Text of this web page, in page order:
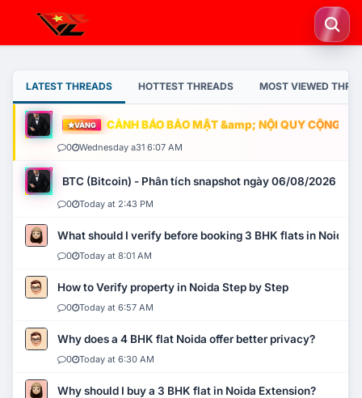
LATEST THREADS HOTTEST THREADS MOST VIEWED
VÀNG CẢNH BÁO BẢO MẬT &amp; NỘI QUY CỘNG
0 Wednesday a31 6:07 AM
BTC (Bitcoin) - Phân tích snapshot ngày 06/08/2026
0 Today at 2:43 PM
What should I verify before booking 3 BHK flats in Noida?
0 Today at 8:01 AM
How to Verify property in Noida Step by Step
0 Today at 6:57 AM
Why does a 4 BHK flat Noida offer better privacy?
0 Today at 6:30 AM
Why should I buy a 3 BHK flat in Noida Extension?